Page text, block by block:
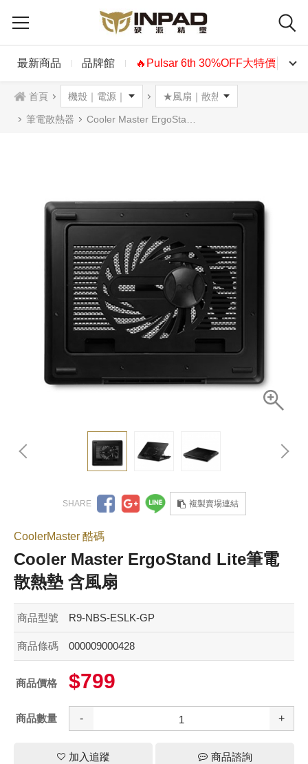
最新商品 品牌館 🔥Pulsar 6th 30%OFF大特價🔥
首頁
筆電散熱器 Cooler Master ErgoStand Lite筆電散熱墊 含風扇
複製賣場連結
CoolerMaster 酷碼
Cooler Master ErgoStand Lite筆電
散熱墊 含風扇
商品型號 R9-NBS-ESLK-GP
商品條碼 000009000428
商品價格 $799
商品數量 - +
加入追蹤 商品諮詢